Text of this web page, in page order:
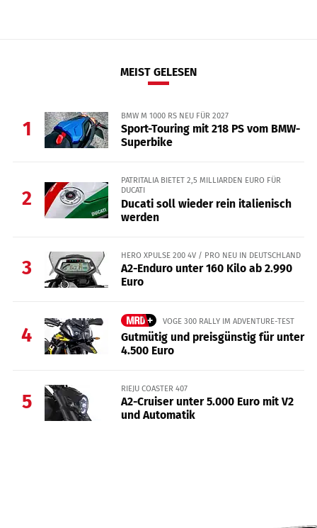
MEIST GELESEN
1
BMW M 1000 RS NEU FÜR 2027
Sport-Touring mit 218 PS vom BMW-
Superbike
2
PATRITALIA BIETET 2,5 MILLIARDEN EURO FÜR
DUCATI
Ducati soll wieder rein italienisch
werden
3
HERO XPULSE 200 4V / PRO NEU IN DEUTSCHLAND
A2-Enduro unter 160 Kilo ab 2.990
Euro
4
VOGE 300 RALLY IM ADVENTURE-TEST
Gutmütig und preisgünstig für unter
4.500 Euro
5
RIEJU COASTER 407
A2-Cruiser unter 5.000 Euro mit V2
und Automatik